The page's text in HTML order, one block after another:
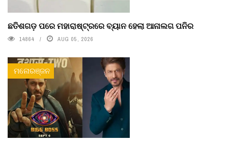
ଛତିଶଗଡ଼ ପରେ ମହାରାଷ୍ଟ୍ରରେ ବ୍ୟାନ ହେଲା ଆନାଲଗ ପନିର
14864 AUG 05, 2026
ମନୋରଞ୍ଜନ